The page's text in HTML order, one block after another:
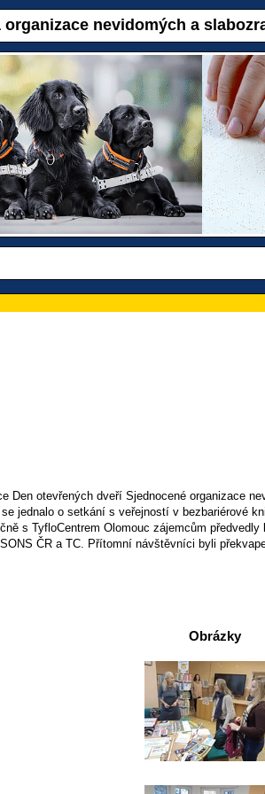
organizace nevidomých a
Den otevřených dveří Sjednocené organizace
jednalo o setkání s veřejností v bezbariérové
s TyfloCentrem Olomouc zájemcům
ČR a TC. Přítomní návštěvníci byli
Obrázky